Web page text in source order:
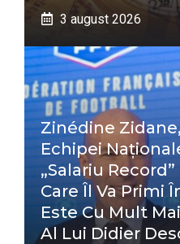
3 august 2026
Zinédine
Echipei
„salariu
Care Îl Va Primi
Este Cu Mult
Al Lui Didier